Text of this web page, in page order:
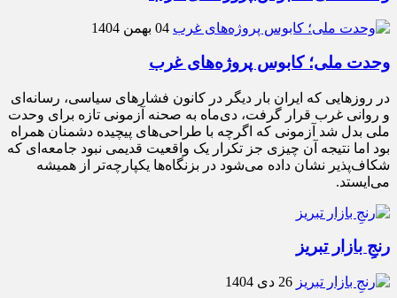
04 بهمن 1404
وحدت ملی؛ کابوس پروژه‌های غرب
در روزهایی که ایران بار دیگر در کانون فشارهای سیاسی، رسانه‌ای
و روانی غرب قرار گرفت، دی‌ماه به صحنه آزمونی تازه برای وحدت
ملی بدل شد آزمونی که اگرچه با طراحی‌های پیچیده دشمنان همراه
بود اما نتیجه آن چیزی جز تکرار یک واقعیت قدیمی نبود جامعه‌ای که
شکاف‌پذیر نشان داده می‌شود در بزنگاه‌ها یکپارچه‌تر از همیشه
می‌ایستد.
رنجِ بازار تبریز
26 دی 1404